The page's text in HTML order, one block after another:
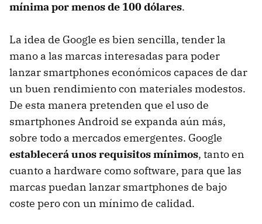
mínima por menos de 100 dólares.
La idea de Google es bien sencilla, tender la
mano a las marcas interesadas para poder
lanzar smartphones económicos capaces de dar
un buen rendimiento con materiales modestos.
De esta manera pretenden que el uso de
smartphones Android se expanda aún más,
sobre todo a mercados emergentes. Google
establecerá unos requisitos mínimos, tanto en
cuanto a hardware como software, para que las
marcas puedan lanzar smartphones de bajo
coste pero con un mínimo de calidad.